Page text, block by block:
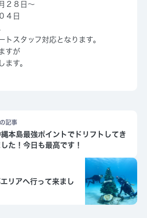
２８日～
４日
トスタッフ対応となります。
すが
ます。
記事
本島最強ポイントでドリフトしてき
した！今日も最高です！
リアへ行って来まし